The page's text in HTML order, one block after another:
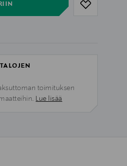
toimituksen
Lue lisää